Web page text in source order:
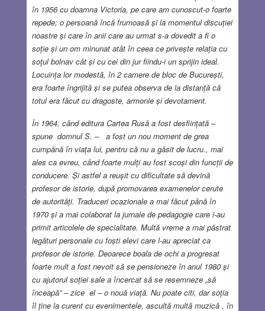
în 1956 cu doamna Victoria, pe care am cunoscut-o foarte
repede; o persoană încă frumoasă și la momentul discuției
noastre și care în anii care au urmat s-a dovedit a fi o
soție și un om minunat atât în ceea ce privește relația cu
soțul bolnav cât și cu cei din jur fiindu-i un sprijin ideal.
Locuința lor modestă, în 2 camere de bloc de București,
era foarte îngrijită și se putea observa de la distanță că
totul era făcut cu dragoste, armonie și devotament.
În 1964, când editura Cartea Rusă a fost desființată –
spune domnul S. – a fost un nou moment de grea
cumpănă în viața lui, pentru că nu a găsit de lucru., mai
ales ca evreu, când foarte mulți au fost scoși din funcții de
conducere. Și astfel a reușit cu dificultate să devină
profesor de istorie, după promovarea examenelor cerute
de autorități. Traduceri ocazionale a mai făcut până în
1970 și a mai colaborat la jurnale de pedagogie care i-au
primit articolele de specialitate. Multă vreme a mai păstrat
legături personale cu foști elevi care l-au apreciat ca
profesor de istorie. Deoarece boala de ochi a progresat
foarte mult a fost nevoit să se pensioneze în anul 1980 și
cu ajutorul soției sale a încercat să se resemneze „să
înceapă” – zice el – o nouă viață. Nu poate citi, dar soția
îl ține la curent cu evenimentele, ascultă multă muzică , în